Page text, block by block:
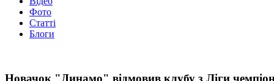
Фото
Статті
Блоги
Новачок "Динамо" відмовив клубу з Ліги